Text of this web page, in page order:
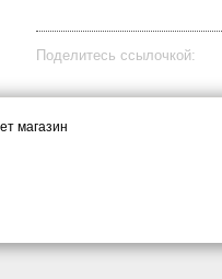
Поделитесь ссылочкой:
магазин